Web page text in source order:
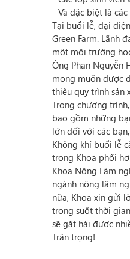
- Và đặc biệt là
Tại buổi lễ, đại
Green Farm. Lãnh
một môi trường
Ông Phan Nguyễn
mong muốn được
thiệu quy trình sản
Trong chương
bao gồm những
lớn đối với các
Không khí buổi lễ
trong Khoa phối
Khoa Nông Lâm
ngành nông lâm
nữa, Khoa xin gửi
trong suốt thời
sẽ gặt hái được
Trân trọng!